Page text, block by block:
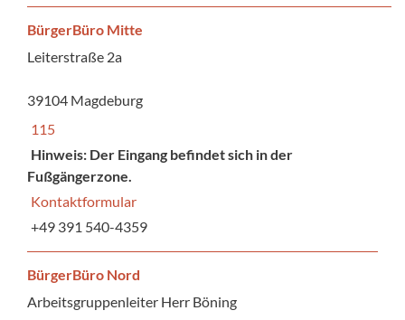
BürgerBüro Mitte
Leiterstraße 2a
39104 Magdeburg
115
Hinweis: Der Eingang befindet sich in der
Fußgängerzone.
Kontaktformular
+49 391 540-4359
BürgerBüro Nord
Arbeitsgruppenleiter Herr Böning